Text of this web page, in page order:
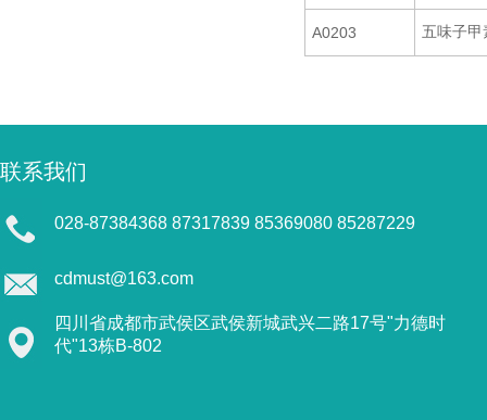
A0203 五味子甲
联系我们
028-87384368 87317839 85369080 85287229
cdmust@163.com
四川省成都市武侯区武侯新城武兴二路17号"力德时
代"13栋B-802